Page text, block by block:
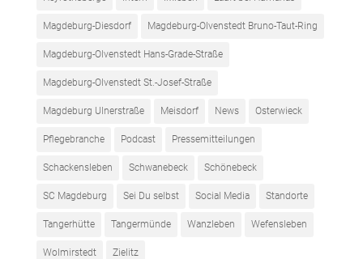
Magdeburg-Diesdorf Magdeburg-Olvenstedt Bruno-Taut-Ring
Magdeburg-Olvenstedt Hans-Grade-Straße
Magdeburg-Olvenstedt St.-Josef-Straße
Magdeburg Ulnerstraße Meisdorf News Osterwieck
Pflegebranche Podcast Pressemitteilungen
Schackensleben Schwanebeck Schönebeck
SC Magdeburg Sei Du selbst Social Media Standorte
Tangerhütte Tangermünde Wanzleben Wefensleben
Wolmirstedt Zielitz